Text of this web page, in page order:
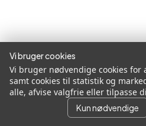
Vi bruger cookies
Vi bruger nødvendige cookies
samt cookies til statistik og
alle, afvise valgfrie eller tilpasse
Kun nødvendige